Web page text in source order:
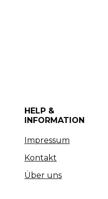
HELP &
INFORMATION
Impressum
Kontakt
Über uns